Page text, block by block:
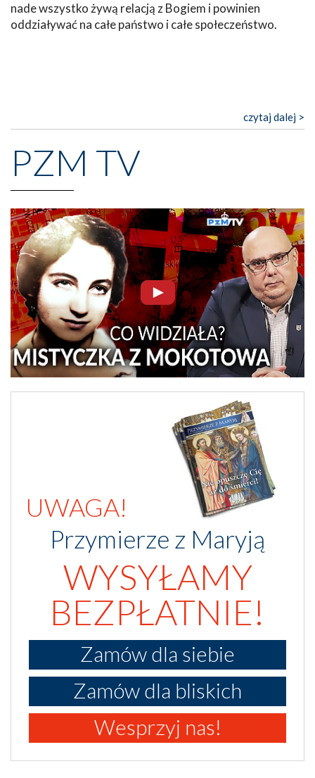
nade wszystko żywą relacją z Bogiem i powinien
oddziaływać na całe państwo i całe społeczeństwo.
czytaj dalej >
PZM TV
UWAGA!
Przymierze z Maryją
WYSYŁAMY
BEZPŁATNIE!
Zamów dla siebie
Zamów dla bliskich
Wesprzyj nas!